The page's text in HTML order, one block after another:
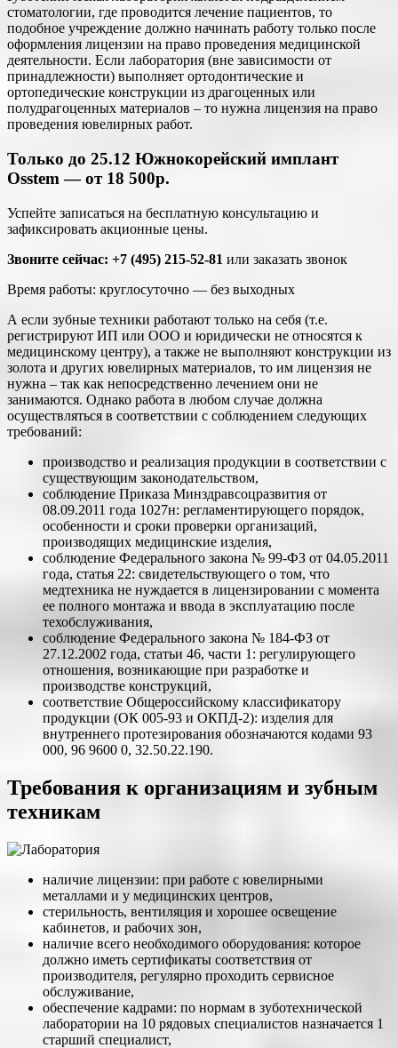
стоматологии, где проводится лечение пациентов, то
подобное учреждение должно начинать работу только после
оформления лицензии на право проведения медицинской
деятельности. Если лаборатория (вне зависимости от
принадлежности) выполняет ортодонтические и
ортопедические конструкции из драгоценных или
полудрагоценных материалов – то нужна лицензия на право
проведения ювелирных работ.
Только до 25.12 Южнокорейский имплант
Osstem — от 18 500р.
Успейте записаться на бесплатную консультацию и
зафиксировать акционные цены.
Звоните сейчас: +7 (495) 215-52-81 или заказать звонок
Время работы: круглосуточно — без выходных
А если зубные техники работают только на себя (т.е.
регистрируют ИП или ООО и юридически не относятся к
медицинскому центру), а также не выполняют конструкции из
золота и других ювелирных материалов, то им лицензия не
нужна – так как непосредственно лечением они не
занимаются. Однако работа в любом случае должна
осуществляться в соответствии с соблюдением следующих
требований:
производство и реализация продукции в соответствии с
существующим законодательством,
соблюдение Приказа Минздравсоцразвития от
08.09.2011 года 1027н: регламентирующего порядок,
особенности и сроки проверки организаций,
производящих медицинские изделия,
соблюдение Федерального закона № 99-ФЗ от 04.05.2011
года, статья 22: свидетельствующего о том, что
медтехника не нуждается в лицензировании с момента
ее полного монтажа и ввода в эксплуатацию после
техобслуживания,
соблюдение Федерального закона № 184-ФЗ от
27.12.2002 года, статьи 46, части 1: регулирующего
отношения, возникающие при разработке и
производстве конструкций,
соответствие Общероссийскому классификатору
продукции (ОК 005-93 и ОКПД-2): изделия для
внутреннего протезирования обозначаются кодами 93
000, 96 9600 0, 32.50.22.190.
Требования к организациям и зубным
техникам
наличие лицензии: при работе с ювелирными
металлами и у медицинских центров,
стерильность, вентиляция и хорошее освещение
кабинетов, и рабочих зон,
наличие всего необходимого оборудования: которое
должно иметь сертификаты соответствия от
производителя, регулярно проходить сервисное
обслуживание,
обеспечение кадрами: по нормам в зуботехнической
лаборатории на 10 рядовых специалистов назначается 1
старший специалист,